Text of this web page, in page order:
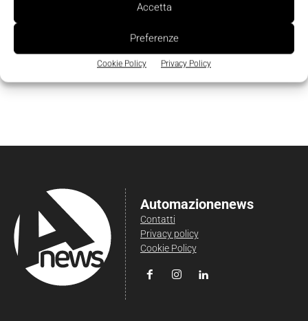
Accetta
Preferenze
Cookie Policy Privacy Policy
Automazionenews
Contatti
Privacy policy
Cookie Policy